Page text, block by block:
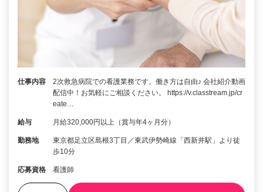
仕事内容
2次救急病院での看護業務です。働き方は自由♪ 会社紹介動画
配信中！お気軽にご相談ください。 https://v.classtream.jp/cr
eate…
給与 月給320,000円以上（賞与年4ヶ月分）
勤務地
東京都足立区島根3丁目／東武伊勢崎線「西新井駅」より徒
歩10分
応募資格 看護師